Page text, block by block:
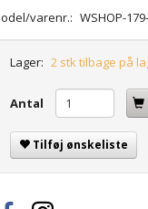
varenr.: WSHOP-
Lager: 2 stk tilbage på
Antal
Tilføj ønskeliste